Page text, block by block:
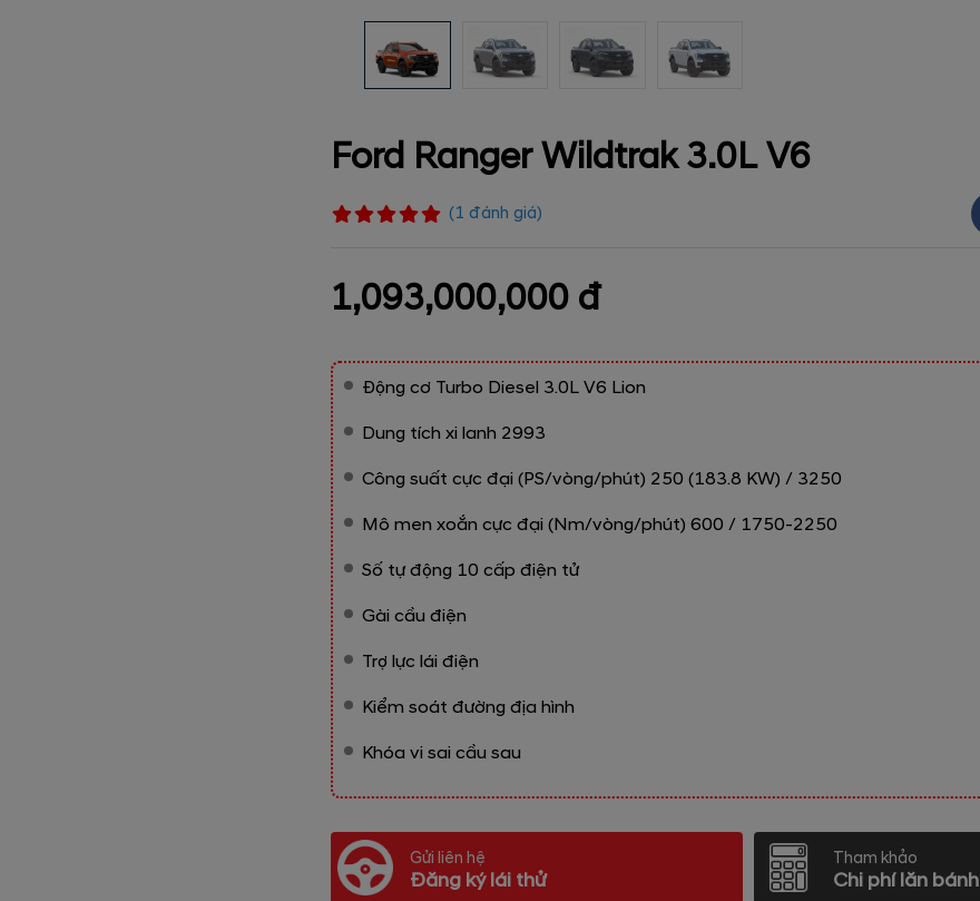
Ford Ranger Wildtrak 3.0L V6
(1 đánh giá)
1,093,000,000 đ
Động cơ Turbo Diesel 3.0L V6 Lion
Dung tích xi lanh 2993
Công suất cực đại (PS/vòng/phút) 250 (183.8 KW) / 3250
Mô men xoắn cực đại (Nm/vòng/phút) 600 / 1750-2250
Số tự động 10 cấp điện tử
Gài cầu điện
Trợ lực lái điện
Kiểm soát đường địa hình
Khóa vi sai cầu sau
Gửi liên hệ
Đăng ký lái thử
Tham khảo
Chi phí lăn bánh